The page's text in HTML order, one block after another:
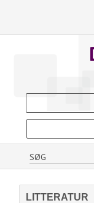
LITTERATUR